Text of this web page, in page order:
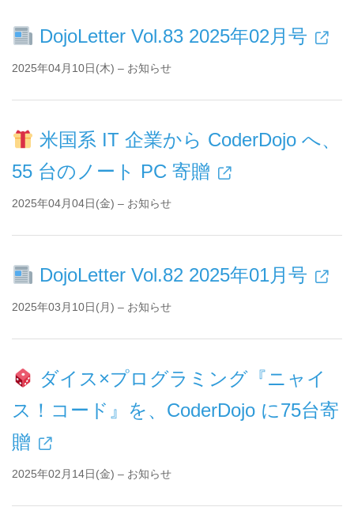
DojoLetter Vol.83 2025年02月号
2025年04月10日(木) – お知らせ
米国系 IT 企業から CoderDojo へ、
55 台のノート PC 寄贈
2025年04月04日(金) – お知らせ
DojoLetter Vol.82 2025年01月号
2025年03月10日(月) – お知らせ
ダイス×プログラミング『ニャイ
ス！コード』を、CoderDojo に75台寄
贈
2025年02月14日(金) – お知らせ